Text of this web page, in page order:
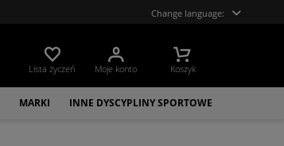
Change language:
Lista życzeń Moje konto Koszyk
MARKI INNE DYSCYPLINY SPORTOWE